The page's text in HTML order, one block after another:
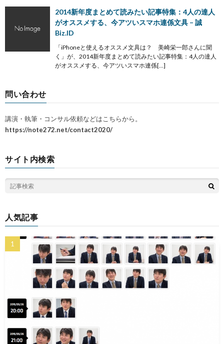
2014新年度まとめて読みたい記事特集：4人の達人
がオススメする、今アツいスマホ連係文具 – 誠
Biz.ID
「iPhoneと使えるオススメ文具は？ 美崎栄一郎さんに聞
く」が、2014新年度まとめて読みたい記事特集：4人の達人
がオススメする、今アツいスマホ連係[…]
問い合わせ
講演・執筆・コンサル依頼などはこちらから。
https://note272.net/contact2020/
サイト内検索
人気記事